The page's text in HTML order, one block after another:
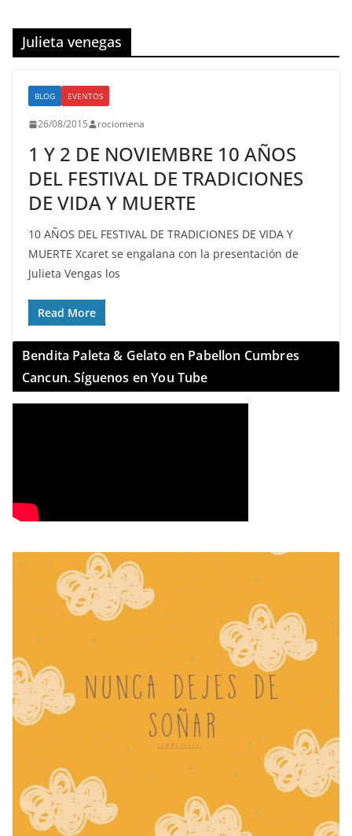
Julieta venegas
BLOG EVENTOS
26/08/2015 rociomena
1 Y 2 DE NOVIEMBRE 10 AÑOS
DEL FESTIVAL DE TRADICIONES
DE VIDA Y MUERTE
10 AÑOS DEL FESTIVAL DE TRADICIONES DE VIDA Y
MUERTE Xcaret se engalana con la presentación de
Julieta Vengas los
Read More
Bendita Paleta & Gelato en Pabellon Cumbres
Cancun. Síguenos en You Tube